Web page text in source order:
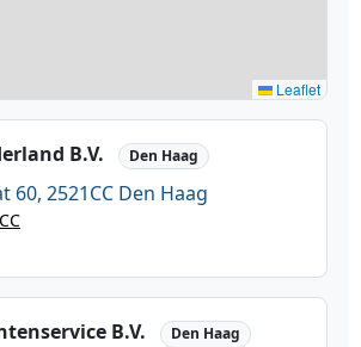
Leaflet
B.V. Den Haag
60, 2521CC Den Haag
B.V. Den Haag